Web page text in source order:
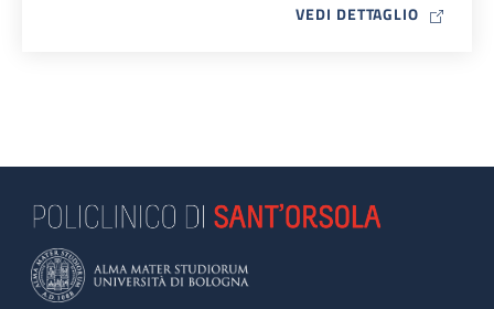
VEDI DETTAGLIO MAP ICON